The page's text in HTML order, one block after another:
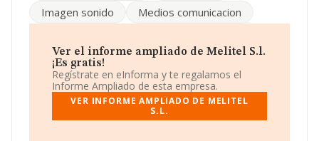
Es posible ponerse en contacto con la empresa a través
La empresaMelitel S.L
, B52005451, tiene domicilio
fiscal en Calle General Polavieja núm. 32, (52006), en el
municipio de Melilla, Ciudad Autónoma De Melilla.
En relación con el sector y disponiendo de los datos de
hasta 72.271 empresas, a nivel nacional la facturación
Imagen sonido
Medios comunicacion
Ver el informe ampliado de Melitel S.l.
¡Es gratis!
Regístrate en eInforma y te regalamos el
Informe Ampliado de esta empresa.
VER INFORME AMPLIADO DE MELITEL
S.L.